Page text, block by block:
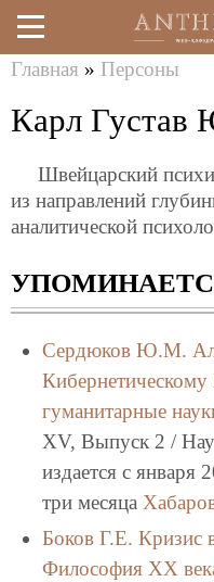
Перейти
к
здесь
Главная » Персоны
Карл Густав
Швейцарский
из направлений
аналитической
Сердюков Ю.М.
гуманитарные
XV, Выпуск 2 /
издается с января
три месяца
Боков Г.Е. Кризис
Философия XX